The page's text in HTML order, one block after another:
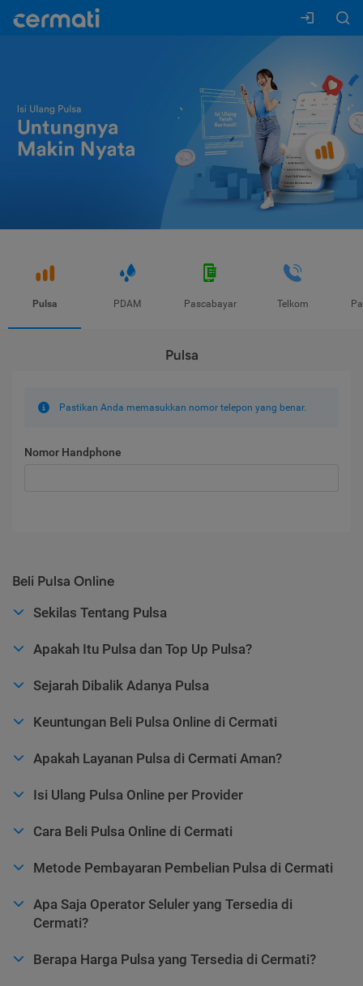
Pulsa PDAM Pascabayar Telkom
Pulsa
Pastikan Anda memasukkan nomor telepon yang benar.
Nomor Handphone
Beli Pulsa Online
Sekilas Tentang Pulsa
Apakah Itu Pulsa dan Top Up Pulsa?
Sejarah Dibalik Adanya Pulsa
Keuntungan Beli Pulsa Online di Cermati
Apakah Layanan Pulsa di Cermati Aman?
Isi Ulang Pulsa Online per Provider
Cara Beli Pulsa Online di Cermati
Metode Pembayaran Pembelian Pulsa di Cermati
Apa Saja Operator Seluler yang Tersedia di
Cermati?
Berapa Harga Pulsa yang Tersedia di Cermati?